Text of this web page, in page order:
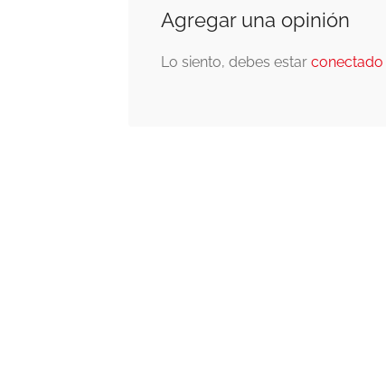
Agregar una opinión
Lo siento, debes estar conectado